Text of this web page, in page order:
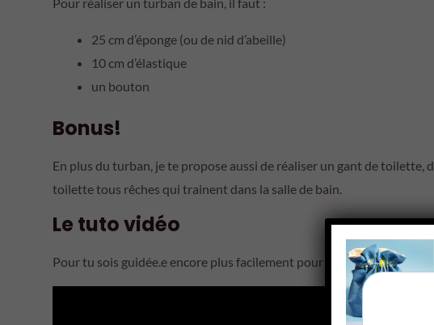
25 cm d’éponge (ou de nid d’abeille)
10 cm d’élastique
un bouton
Bonus!
En plus du turban, je te propose aussi de réaliser un gant de toilette,
toilette tous rêches qui trainent dans la salle de bain.
Le tuto vidéo
Pour tu sois guidée.e encore plus facilement pour coudre ce joli